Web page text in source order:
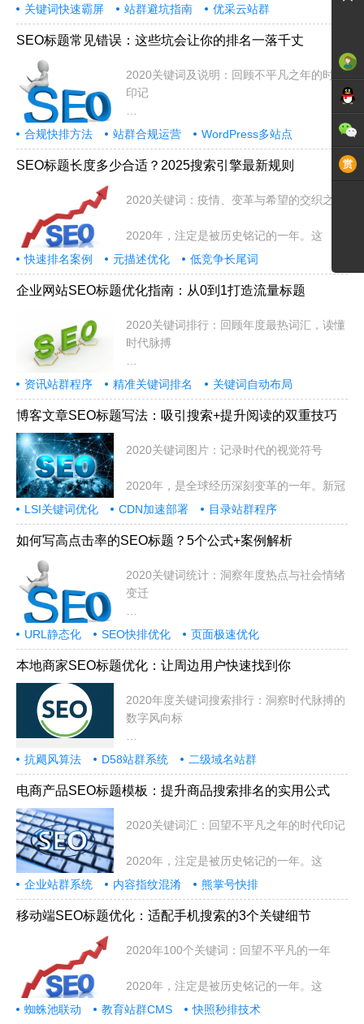
2020年注定是载入史册的一年。这
关键词快速霸屏 站群避坑指南 优采云站群
SEO标题常见错误：这些坑会让你的排名一落千丈
2020关键词及说明：回顾不平凡之年的时代
印记
2020年，注定是被历史铭记的一年
合规快排方法 站群合规运营 WordPress多站点
SEO标题长度多少合适？2025搜索引擎最新规则
2020关键词：疫情、变革与希望的交织之年
2020年，注定是被历史铭记的一年。这
快速排名案例
元描述优化 低竞争长尾词
企业网站SEO标题优化指南：从0到1打造流量标题
2020关键词排行：回顾年度最热词汇，读懂
时代脉搏
2020年注定是不平凡的一年。
资讯站群程序 精准关键词排名 关键词自动布局
博客文章SEO标题写法：吸引搜索+提升阅读的双重技巧
2020关键词图片：记录时代的视觉符号
2020年，是全球经历深刻变革的一年。新冠
LSI关键词优化
CDN加速部署 目录站群程序
如何写高点击率的SEO标题？5个公式+案例解析
2020关键词统计：洞察年度热点与社会情绪
变迁
2020年是极不平凡的一年，全球经
URL静态化 SEO快排优化 页面极速优化
本地商家SEO标题优化：让周边用户快速找到你
2020年度关键词搜索排行：洞察时代脉搏的
数字风向标
在信息爆炸的时代，网络搜索不
抗飓风算法 D58站群系统 二级域名站群
电商产品SEO标题模板：提升商品搜索排名的实用公式
2020关键词汇：回望不平凡之年的时代印记
2020年，注定是被历史铭记的一年。这
企业站群系统
内容指纹混淆 熊掌号快排
移动端SEO标题优化：适配手机搜索的3个关键细节
2020年100个关键词：回望不平凡的一年
2020年，注定是被历史铭记的一年。这
蜘蛛池联动
教育站群CMS 快照秒排技术